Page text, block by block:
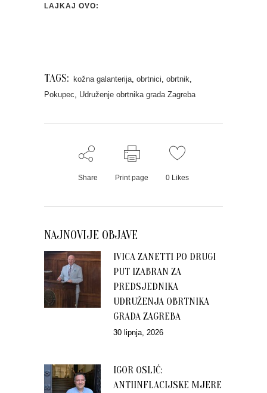
LAJKAJ OVO:
TAGS: kožna galanterija obrtnici obrtnik
Pokupec
Udruženje obrtnika grada Zagreba
Share Print page 0 Likes
NAJNOVIJE OBJAVE
IVICA ZANETTI PO DRUGI
PUT IZABRAN ZA
PREDSJEDNIKA
UDRUŽENJA OBRTNIKA
GRADA ZAGREBA
30 lipnja, 2026
IGOR OSLIĆ:
ANTIINFLACIJSKE MJERE